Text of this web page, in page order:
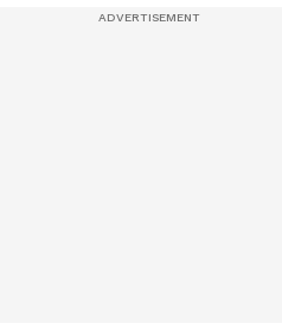
'বাবরি' MLA?